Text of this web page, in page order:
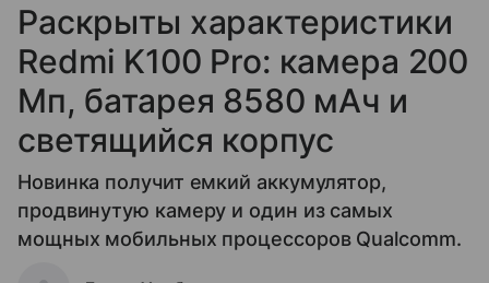
Раскрыты характеристики
Redmi K100 Pro: камера 200
Мп, батарея 8580 мАч и
светящийся корпус
Новинка получит емкий аккумулятор,
продвинутую камеру и один из самых
мощных мобильных процессоров Qualcomm.